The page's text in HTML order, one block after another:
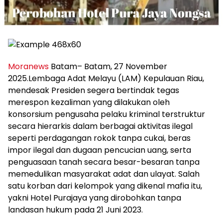
Moranews Batam– Batam, 27 November
2025.Lembaga Adat Melayu (LAM) Kepulauan Riau,
mendesak Presiden segera bertindak tegas
merespon kezaliman yang dilakukan oleh
konsorsium pengusaha pelaku kriminal terstruktur
secara hierarkis dalam berbagai aktivitas ilegal
seperti perdagangan rokok tanpa cukai, beras
impor ilegal dan dugaan pencucian uang, serta
penguasaan tanah secara besar-besaran tanpa
memedulikan masyarakat adat dan ulayat. Salah
satu korban dari kelompok yang dikenal mafia itu,
yakni Hotel Purajaya yang dirobohkan tanpa
landasan hukum pada 21 Juni 2023.